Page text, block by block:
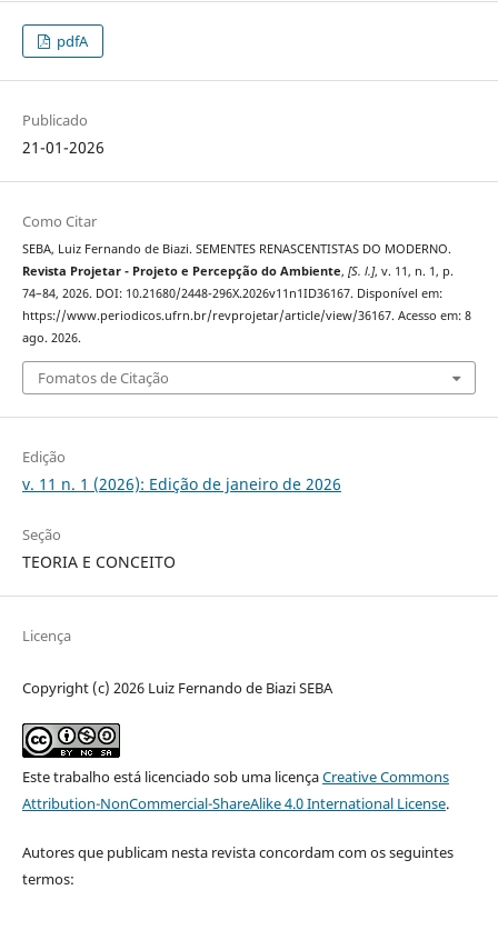
pdfA
Publicado
21-01-2026
Como Citar
SEBA, Luiz Fernando de Biazi. SEMENTES RENASCENTISTAS DO MODERNO.
Revista Projetar - Projeto e Percepção do Ambiente, [S. l.], v. 11, n. 1, p.
74–84, 2026. DOI: 10.21680/2448-296X.2026v11n1ID36167. Disponível em:
https://www.periodicos.ufrn.br/revprojetar/article/view/36167. Acesso em: 8
ago. 2026.
Fomatos de Citação
Edição
v. 11 n. 1 (2026): Edição de janeiro de 2026
Seção
TEORIA E CONCEITO
Licença
Copyright (c) 2026 Luiz Fernando de Biazi SEBA
Este trabalho está licenciado sob uma licençaCreative Commons
Attribution-NonCommercial-ShareAlike 4.0 International License.
Autores que publicam nesta revista concordam com os seguintes
termos: